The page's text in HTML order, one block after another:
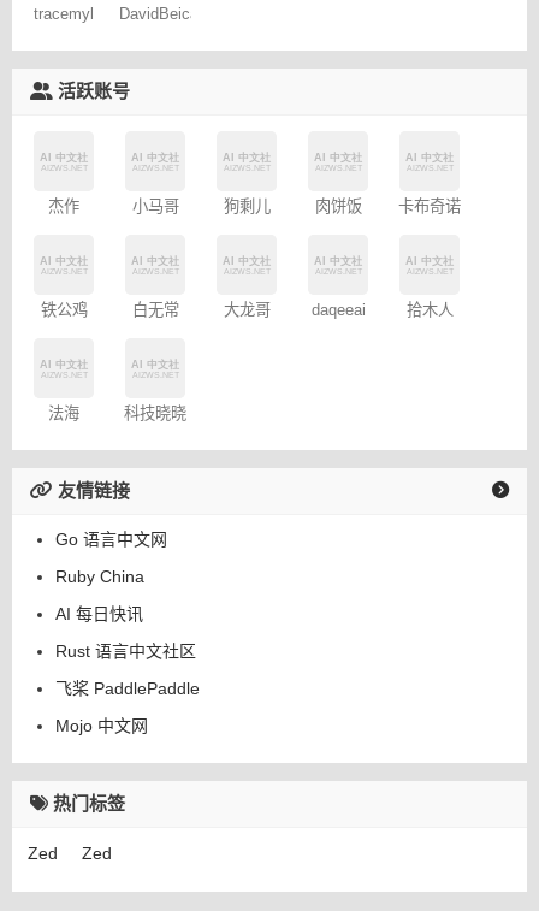
tracemyl DavidBeica
活跃账号
杰作
狗剩儿
肉饼饭 卡布奇诺
铁公鸡 白无常
daqeeai
拾木人
法海 科技晓晓
友情链接
Go 语言中文网
Ruby China
AI 每日快讯
Rust 语言中文社区
飞桨 PaddlePaddle
Mojo 中文网
热门标签
Zed Zed